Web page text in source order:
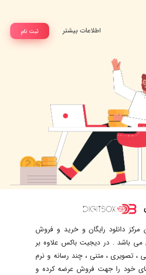
ثبت نام اطلاعات بیشتر
دانلود رایگان و خرید و فروش
می باشد . در دیجیت باکس علاوه بر
، تصویری ، متنی ، چند رسانه و نرم
های خود را جهت فروش عرضه کرده و